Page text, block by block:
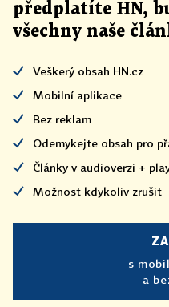
předplatíte HN,
všechny naše
Veškerý obsah HN.cz
Mobilní aplikace
Bez reklam
Odemykejte obsah pro
Články v audioverzi +
Možnost kdykoliv zrušit
s
a